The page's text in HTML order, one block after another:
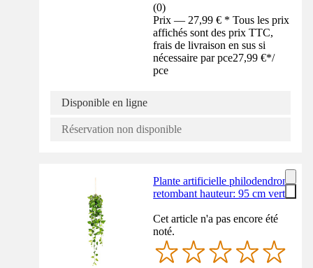
(0)
Prix — 27,99 € * Tous les prix
affichés sont des prix TTC,
frais de livraison en sus si
nécessaire par pce27,99 €*/
pce
Disponible en ligne
Réservation non disponible
Plante artificielle philodendron
retombant hauteur: 95 cm vert
Cet article n'a pas encore été
noté.